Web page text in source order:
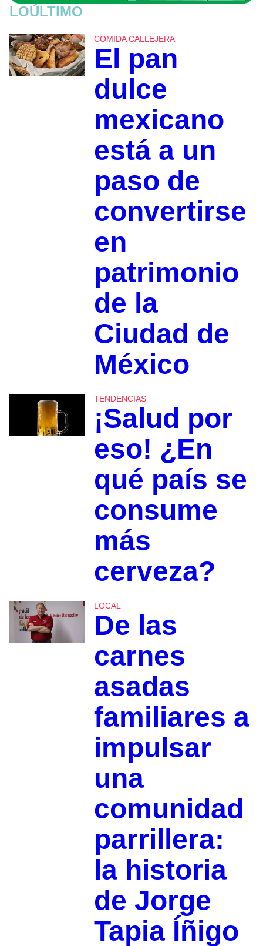
LOÚLTIMO
COMIDA CALLEJERA
El pan
dulce
mexicano
está a un
paso de
convertirse
en
patrimonio
de la
Ciudad de
México
TENDENCIAS
¡Salud por
eso! ¿En
qué país se
consume
más
cerveza?
LOCAL
De las
carnes
asadas
familiares a
impulsar
una
comunidad
parrillera:
la historia
de Jorge
Tapia Íñigo